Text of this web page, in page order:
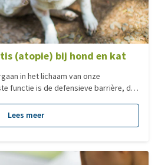
(atopie) bij hond en kat
in het lichaam van onze
functie is de defensieve barrière, die
voorkomende allergische
treedt een afweerreactie op
een genetische aanleg.
Lees meer